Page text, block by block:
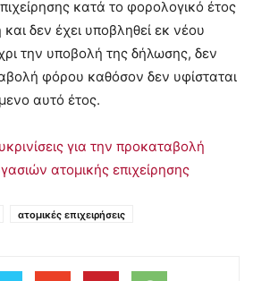
κατά το φορολογικό έτος
δεν έχει υποβληθεί εκ νέου
την υποβολή της δήλωσης, δεν
φόρου καθόσον δεν υφίσταται
αυτό έτος.
για την προκαταβολή
ατομικής επιχείρησης
ατομικές επιχειρήσεις